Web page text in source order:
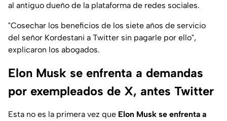
al antiguo dueño de la plataforma de redes sociales.
"Cosechar los beneficios de los siete años de servicio
del señor Kordestani a Twitter sin pagarle por ello",
explicaron los abogados.
Elon Musk se enfrenta a demandas
por exempleados de X, antes Twitter
Esta no es la primera vez que Elon Musk se enfrenta a